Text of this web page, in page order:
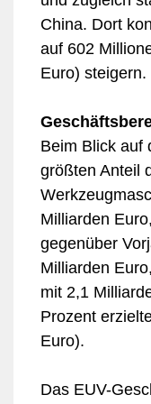
China. Dort
auf 602
Euro) steigern.
Beim Blick auf
größten Anteil
Milliarden
gegenüber
Milliarden
mit 2,1
Prozent
Euro).
Das EUV-